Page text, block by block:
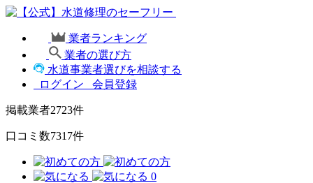
業者ランキング
業者の選び方
水道事業者選びを相談する
ログイン
会員登録
掲載業者2723件
口コミ数7317件
0